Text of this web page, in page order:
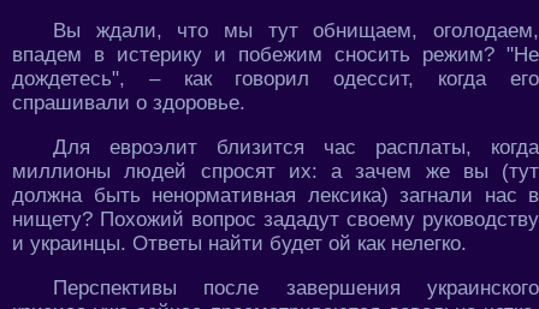
Вы ждали, что мы тут обнищаем, оголодаем,
впадем в истерику и побежим сносить режим? "Не
дождетесь", – как говорил одессит, когда его
спрашивали о здоровье.
Для евроэлит близится час расплаты, когда
миллионы людей спросят их: а зачем же вы (тут
должна быть ненормативная лексика) загнали нас в
нищету? Похожий вопрос зададут своему руководству
и украинцы. Ответы найти будет ой как нелегко.
Перспективы после завершения украинского